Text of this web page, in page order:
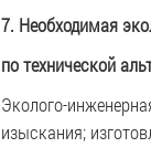
7. Необходимая
по технической
Эколого-
изыскания;